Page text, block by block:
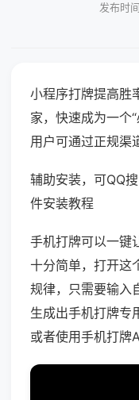
发布时
小程序打牌提高胜
家，快速成为一个
用户可通过正规渠
辅助安装，可QQ
件安装教程
手机打牌可以一键
十分简单，打开这
规律，只需要输入
生成出手机打牌专
或者使用手机打牌